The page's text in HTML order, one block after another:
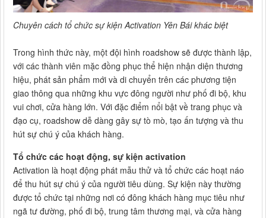
Chuyên cách tổ chức sự kiện Activation Yên Bái khác biệt
Trong hình thức này, một đội hình roadshow sẽ được thành lập,
với các thành viên mặc đồng phục thể hiện nhận diện thương
hiệu, phát sản phẩm mới và di chuyển trên các phương tiện
giao thông qua những khu vực đông người như phố đi bộ, khu
vui chơi, cửa hàng lớn. Với đặc điểm nổi bật về trang phục và
đạo cụ, roadshow dễ dàng gây sự tò mò, tạo ấn tượng và thu
hút sự chú ý của khách hàng.
Tổ chức các hoạt động, sự kiện activation
Activation là hoạt động phát mẫu thử và tổ chức các hoạt náo
để thu hút sự chú ý của người tiêu dùng. Sự kiện này thường
được tổ chức tại những nơi có đông khách hàng mục tiêu như
ngã tư đường, phố đi bộ, trung tâm thương mại, và cửa hàng